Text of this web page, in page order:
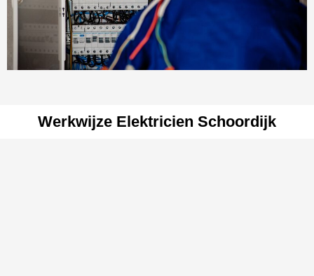
Werkwijze Elektricien Schoordijk